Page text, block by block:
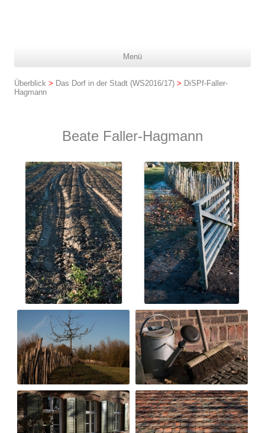
Menü
Überblick > Das Dorf in der Stadt (WS2016/17) > DiSPf-Faller-
Hagmann
Beate Faller-Hagmann